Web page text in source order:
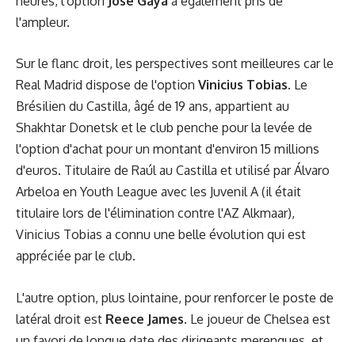
l'ampleur.
Sur le flanc droit, les perspectives sont meilleures car le
Real Madrid dispose de l'option Vinicius Tobias. Le
Brésilien du Castilla, âgé de 19 ans, appartient au
Shakhtar Donetsk et le club penche pour la levée de
l'option d'achat pour un montant d'environ 15 millions
d'euros. Titulaire de Raúl au Castilla et utilisé par Álvaro
Arbeloa en Youth League avec les Juvenil A (il était
titulaire lors de l'élimination contre l'AZ Alkmaar),
Vinicius Tobias a connu une belle évolution qui est
appréciée par le club.
L'autre option, plus lointaine, pour renforcer le poste de
latéral droit est Reece James. Le joueur de Chelsea est